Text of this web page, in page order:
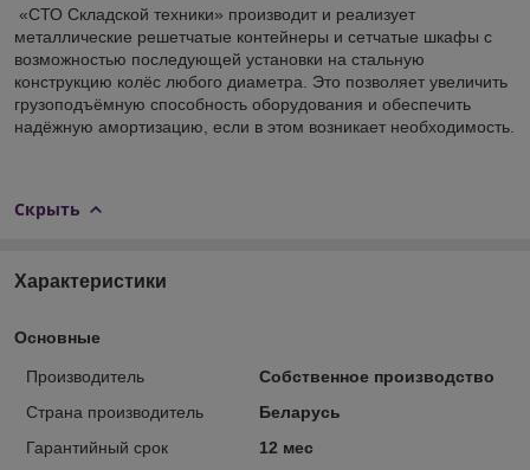
«СТО Складской техники» производит и реализует
металлические решетчатые контейнеры и сетчатые шкафы с
возможностью последующей установки на стальную
конструкцию колёс любого диаметра. Это позволяет увеличить
грузоподъёмную способность оборудования и обеспечить
надёжную амортизацию, если в этом возникает необходимость.
Скрыть
Характеристики
Основные
Производитель
Собственное производство
Страна производитель
Беларусь
Гарантийный срок
12 мес